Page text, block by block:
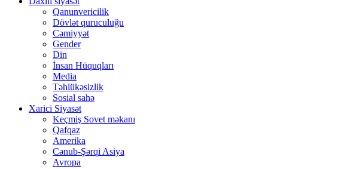
Qanunvericilik
Dövlət quruculuğu
Cəmiyyət
Gender
Din
İnsan Hüquqları
Media
Təhlükəsizlik
Sosial sahə
Xarici Siyasət
Keçmiş Sovet məkanı
Qafqaz
Amerika
Cənub-Şərqi Asiya
Avropa